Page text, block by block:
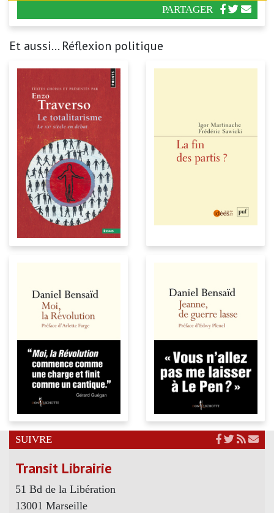
PARTAGER
Et aussi... Réflexion politique
SUIVRE
Transit Librairie
51 Bd de la Libération
13001 Marseille